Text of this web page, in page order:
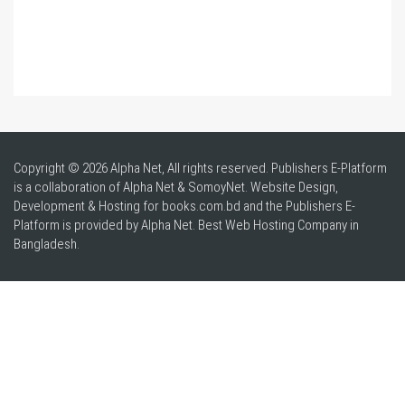
Copyright © 2026 Alpha Net, All rights reserved. Publishers E-Platform
is a collaboration of Alpha Net & SomoyNet. Website Design,
Development & Hosting for books.com.bd and the Publishers E-
Platform is provided by Alpha Net. BestWeb Hosting Company in
Bangladesh.